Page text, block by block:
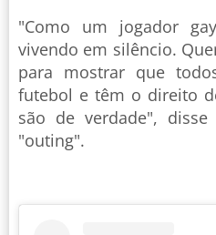
"Como um jogador
vivendo em silêncio.
para mostrar que
futebol e têm o direito
são de verdade",
"outing".